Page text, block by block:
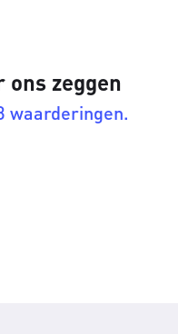
ons zeggen
waarderingen.